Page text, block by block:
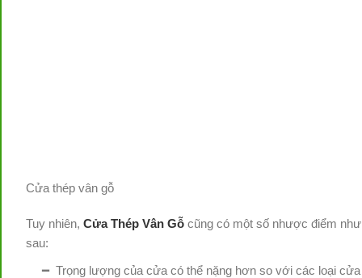
Cửa thép vân gỗ
Tuy nhiên, Cửa Thép Vân Gỗ cũng có một số nhược điểm như
sau:
━ Trọng lượng của cửa có thể nặng hơn so với các loại cửa